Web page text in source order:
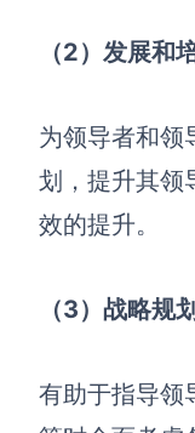
（2）发展和
为领导者和领
划，提升其领
效的提升。
（3）战略规
有助于指导领